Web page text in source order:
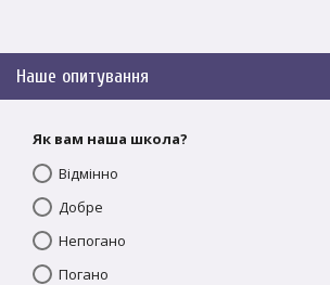
Наше опитування
Як вам наша школа?
Відмінно
Добре
Непогано
Погано